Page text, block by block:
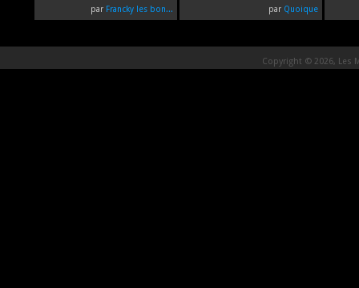
par Francky les bon...
par Quoique
Copyright © 2026, Les